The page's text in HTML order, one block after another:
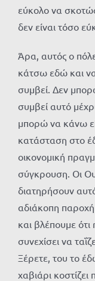
εύκολο να
δεν είναι τόσο
Άρα, αυτός ο
κάτσω εδώ και
συμβεί. Δεν
συμβεί αυτό
μπορώ να κάνω
κατάσταση στο
οικονομική
σύγκρουση. Οι
διατηρήσουν
αδιάκοπη
και βλέπουμε
συνεχίσει να
Ξέρετε, του το
χαβιάρι